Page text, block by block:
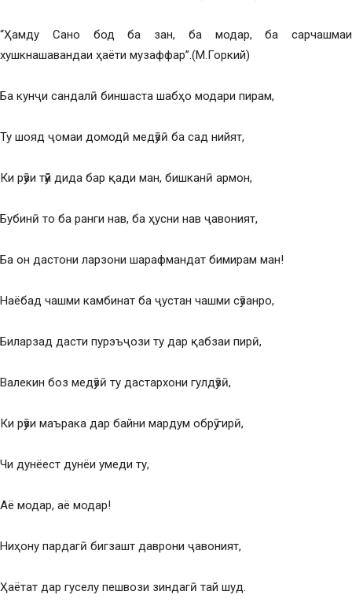
“Ҳамду Сано бод ба зан, ба модар, ба сарчашмаи
хушкнашавандаи ҳаёти музаффар”.(М.Горкий)
Ба кунҷи сандалӣ биншаста шабҳо модари пирам,
Ту шояд ҷомаи домодӣ медӯзӣ ба сад нийят,
Ки рӯзи тӯй дида бар қади ман, бишканӣ армон,
Бубинӣ то ба ранги нав, ба ҳусни нав ҷавоният,
Ба он дастони ларзони шарафмандат бимирам ман!
Наёбад чашми камбинат ба ҷустан чашми сӯзанро,
Биларзад дасти пурэъҷози ту дар қабзаи пирӣ,
Валекин боз медӯзӣ ту дастархони гулдӯзӣ,
Ки рӯзи маърака дар байни мардум обрӯ гирӣ,
Чи дунёест дунёи умеди ту,
Аё модар, аё модар!
Ниҳону пардагӣ бигзашт даврони ҷавоният,
Ҳаётат дар гуселу пешвози зиндагӣ тай шуд.